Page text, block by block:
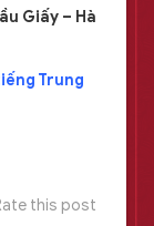
Giấy – Hà
Trung
this post